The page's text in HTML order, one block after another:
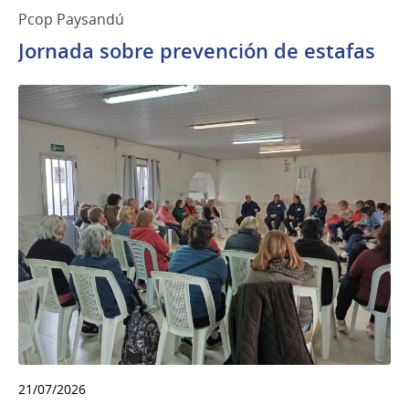
Pcop Paysandú
Jornada sobre prevención de estafas
21/07/2026